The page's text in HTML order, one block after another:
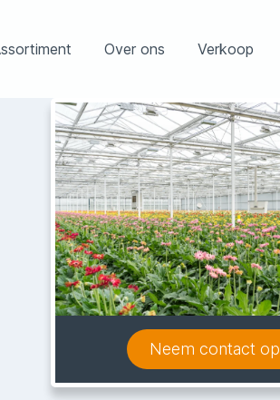
Over ons Verkoop
Neem contact op